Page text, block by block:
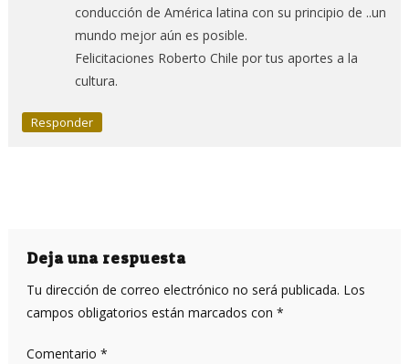
conducción de América latina con su principio de ..un
mundo mejor aún es posible.
Felicitaciones Roberto Chile por tus aportes a la
cultura.
Responder
Deja una respuesta
Tu dirección de correo electrónico no será publicada. Los
campos obligatorios están marcados con *
Comentario *